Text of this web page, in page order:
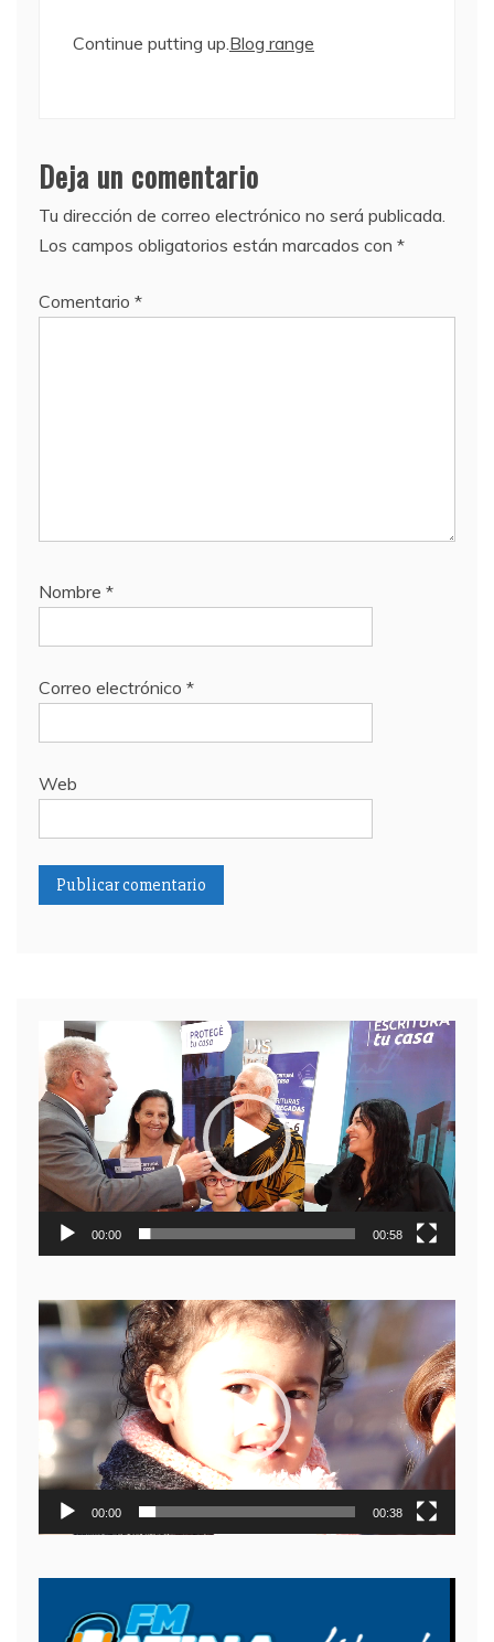
Continue putting up.Blog range
Deja un comentario
Tu dirección de correo electrónico no será publicada.
Los campos obligatorios están marcados con *
Comentario *
Nombre *
Correo electrónico *
Web
Reproductor
de
video
00:00 00:58
Reproductor
de
video
00:00 00:38